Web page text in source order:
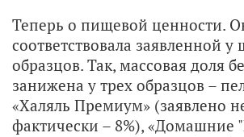
Теперь о пищевой ценности.
соответствовала заявленной у
образцов. Так, массовая доля
занижена у трех образцов –
«Халяль Премиум» (заявлено
фактически – 8%), «Домашние